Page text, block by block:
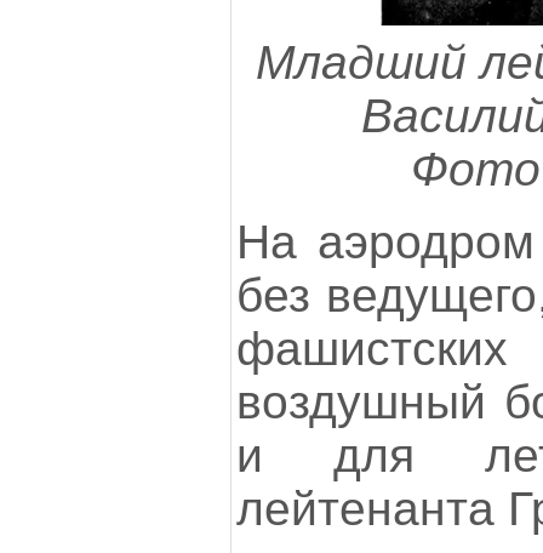
Младший
Фото
На аэродром
без
воздушный
и для
лейтенанта